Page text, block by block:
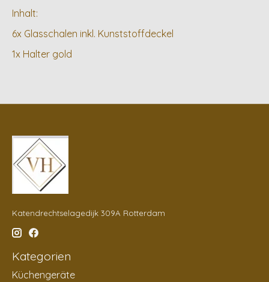
Inhalt:
6x Glasschalen inkl. Kunststoffdeckel
1x Halter gold
Katendrechtselagedijk 309A Rotterdam
Kategorien
Küchengeräte